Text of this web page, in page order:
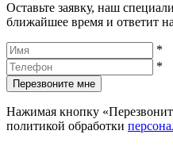
Оставьте заявку, наш
ближайшее время и ответит
*
*
Перезвоните мне
Нажимая кнопку
политикой обработки